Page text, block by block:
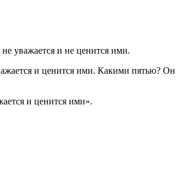
уважается и не ценится ими.
и ценится ими. Какими пятью?
и ценится ими».